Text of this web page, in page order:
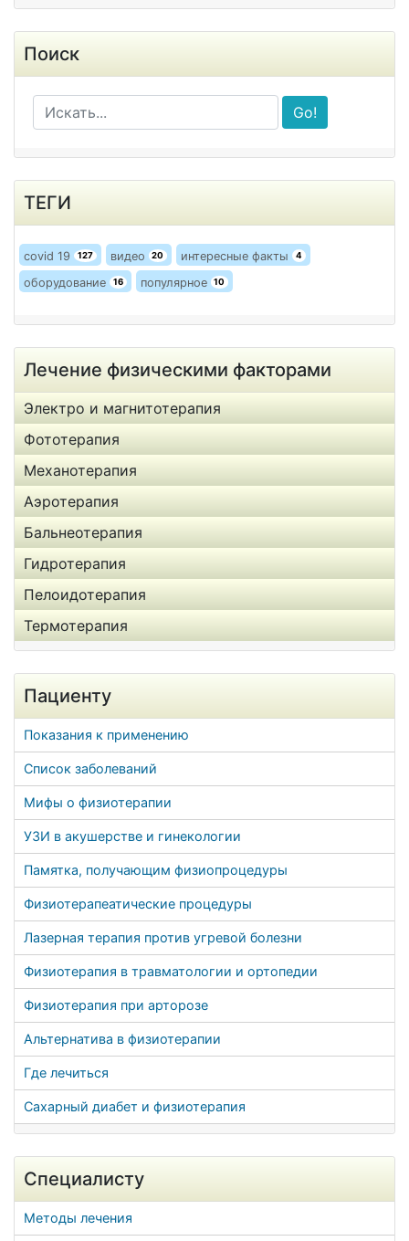
Поиск
Go!
ТЕГИ
covid 19 127 видео 20 интересные факты 4
оборудование 16 популярное 10
Лечение физическими факторами
Электро и магнитотерапия
Фототерапия
Механотерапия
Аэротерапия
Бальнеотерапия
Гидротерапия
Пелоидотерапия
Термотерапия
Пациенту
Показания к применению
Список заболеваний
Мифы о физиотерапии
УЗИ в акушерстве и гинекологии
Памятка, получающим физиопроцедуры
Физиотерапеатические процедуры
Лазерная терапия против угревой болезни
Физиотерапия в травматологии и ортопедии
Физиотерапия при арторозе
Альтернатива в физиотерапии
Где лечиться
Сахарный диабет и физиотерапия
Специалисту
Методы лечения